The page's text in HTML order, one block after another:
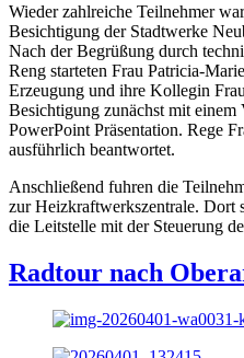
Wieder zahlreiche Teilnehmer
Besichtigung der Stadtwerke
Nach der Begrüßung durch
Reng starteten Frau Patricia-
Erzeugung und ihre Kollegin
Besichtigung zunächst mit
PowerPoint Präsentation. Rege
ausführlich beantwortet.
Anschließend fuhren die
zur Heizkraftwerkszentrale. Dort
die Leitstelle mit der Steuerung
Radtour nach